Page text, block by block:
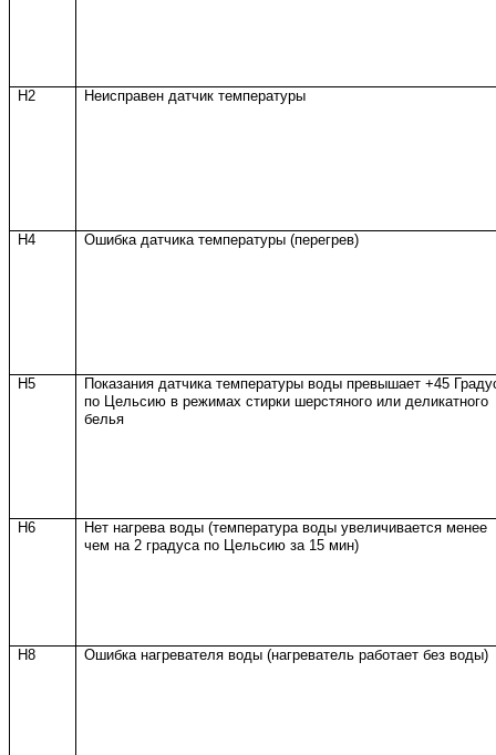
H2 Неисправен датчик температуры
H4 Ошибка датчика температуры (перегрев)
H5
Показания датчика температуры воды превышает +45
по Цельсию в режимах стирки шерстяного или деликатного
белья
H6
Нет нагрева воды (температура воды увеличивается менее
чем на 2 градуса по Цельсию за 15 мин)
H8 Ошибка нагревателя воды (нагреватель работает без воды)